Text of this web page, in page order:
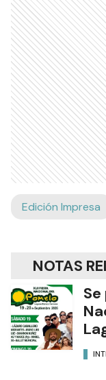
Edición Impresa
NOTAS